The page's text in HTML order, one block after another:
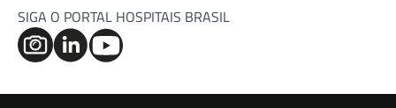
SIGA O PORTAL HOSPITAIS BRASIL